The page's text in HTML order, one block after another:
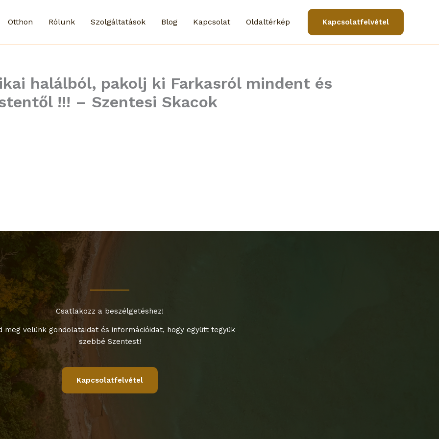
Otthon Rólunk Szolgáltatások Blog Kapcsolat Oldaltérkép Kapcsolatfelvétel
halálból, pakolj ki Farkasról mindent és
!!! – Szentesi Skacok
Csatlakozz a beszélgetéshez!
meg velünk gondolataidat és információidat, hogy együtt tegyük
szebbé Szentest!
Kapcsolatfelvétel